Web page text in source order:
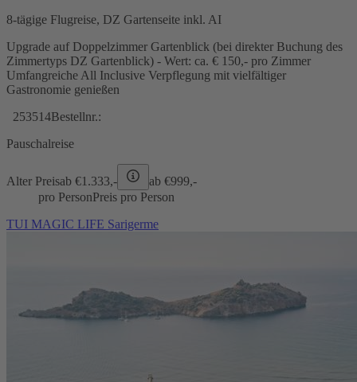
8-tägige Flugreise, DZ Gartenseite inkl. AI
Upgrade auf Doppelzimmer Gartenblick (bei direkter Buchung des
Zimmertyps DZ Gartenblick) - Wert: ca. € 150,- pro Zimmer
Umfangreiche All Inclusive Verpflegung mit vielfältiger
Gastronomie genießen
253514Bestellnr.:
Pauschalreise
Alter Preisab €1.333,- ab €999,-
pro PersonPreis pro Person
TUI MAGIC LIFE Sarigerme